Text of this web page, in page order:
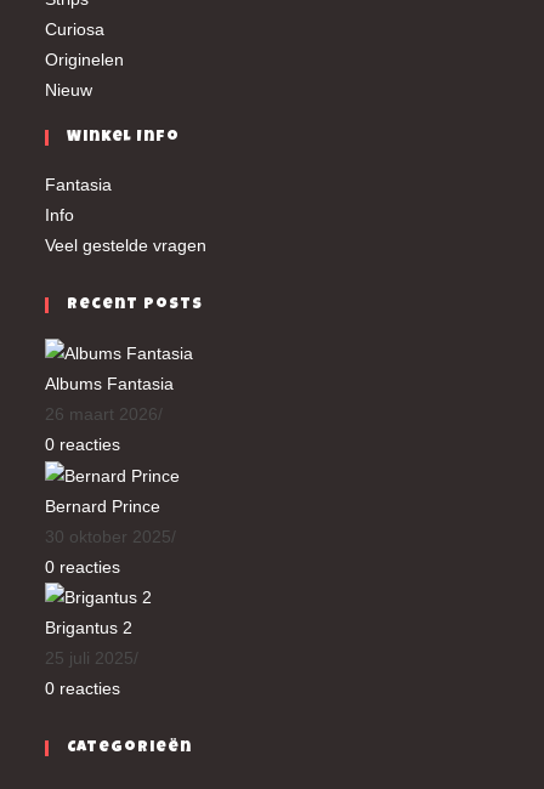
Curiosa
Originelen
Nieuw
Winkel Info
Fantasia
Info
Veel gestelde vragen
Recent Posts
Albums Fantasia
26 maart 2026/
0 reacties
Bernard Prince
30 oktober 2025/
0 reacties
Brigantus 2
25 juli 2025/
0 reacties
Categorieën